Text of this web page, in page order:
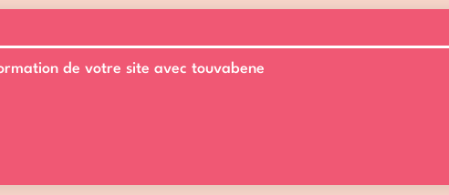
de votre site avec touvabene